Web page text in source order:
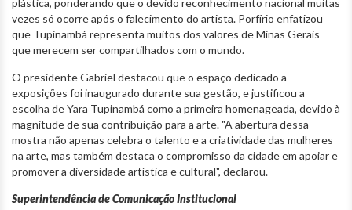
vezes só ocorre após o falecimento do artista. Porfírio enfatizou
que Tupinambá representa muitos dos valores de Minas Gerais
que merecem ser compartilhados com o mundo.
O presidente Gabriel destacou que o espaço dedicado a
exposições foi inaugurado durante sua gestão, e justificou a
escolha de Yara Tupinambá como a primeira homenageada, devido à
magnitude de sua contribuição para a arte. "A abertura dessa
mostra não apenas celebra o talento e a criatividade das mulheres
na arte, mas também destaca o compromisso da cidade em apoiar e
promover a diversidade artística e cultural", declarou.
Superintendência de Comunicação Institucional